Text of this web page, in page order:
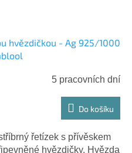
hvězdičkou - Ag 925/1000
5 pracovních dní
Do košíku
řetízek s přívěskem
hvězdičky. Hvězda